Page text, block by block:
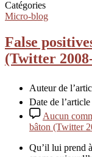
Catégories
Micro-blog
False
(Twitter
Auteur de
Date de l’article
Aucun
bâton (Twitter
Qu’il lui prend